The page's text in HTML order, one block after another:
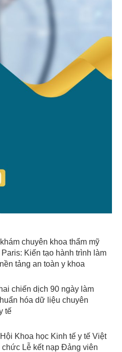
chuyên khoa thẩm mỹ
Paris: Kiến tạo hành trình làm
tảng an toàn y khoa
chiến dịch 90 ngày làm
hóa dữ liệu chuyên
tế
Khoa học Kinh tế y tế Việt
chức Lễ kết nạp Đảng viên